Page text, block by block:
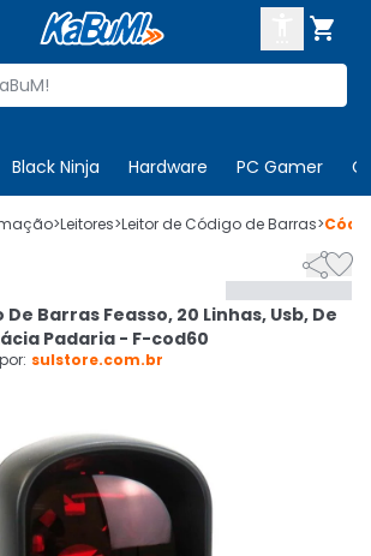

Black Ninja Hardware PC Gamer
sua conta
em libras
CADASTRE-SE
>Leitores>Leitor de Código de Barras>

Barras Feasso, 20 Linhas, Usb, De
Padaria - F-cod60
sulstore.com.br